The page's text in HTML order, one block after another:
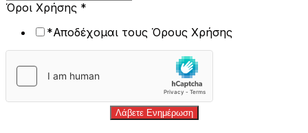
Όροι Χρήσης *
*Αποδέχομαι τους Όρους Χρήσης
Λάβετε Ενημέρωση